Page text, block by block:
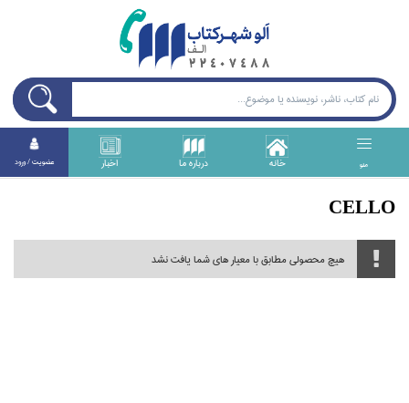
منو خانه درباره ما اخبار عضويت / ورود
CELLO
هیچ محصولی مطابق با معیار های شما یافت نشد